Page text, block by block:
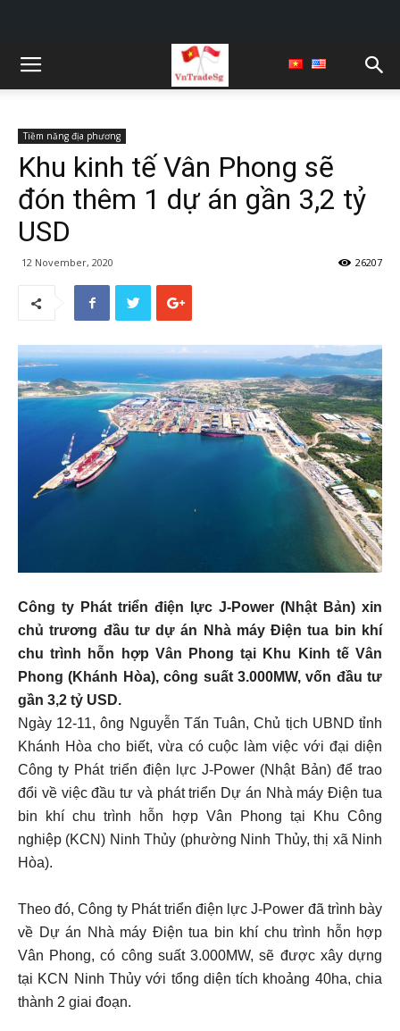
Tiềm năng địa phương
Khu kinh tế Vân Phong sẽ
đón thêm 1 dự án gần 3,2 tỷ
USD
12 November, 2020 26207
Công ty Phát triển điện lực J-Power (Nhật Bản) xin
chủ trương đầu tư dự án Nhà máy Điện tua bin khí
chu trình hỗn hợp Vân Phong tại Khu Kinh tế Vân
Phong (Khánh Hòa), công suất 3.000MW, vốn đầu tư
gần 3,2 tỷ USD.
Ngày 12-11, ông Nguyễn Tấn Tuân, Chủ tịch UBND tỉnh
Khánh Hòa cho biết, vừa có cuộc làm việc với đại diện
Công ty Phát triển điện lực J-Power (Nhật Bản) để trao
đổi về việc đầu tư và phát triển Dự án Nhà máy Điện tua
bin khí chu trình hỗn hợp Vân Phong tại Khu Công
nghiệp (KCN) Ninh Thủy (phường Ninh Thủy, thị xã Ninh
Hòa).
Theo đó, Công ty Phát triển điện lực J-Power đã trình bày
về Dự án Nhà máy Điện tua bin khí chu trình hỗn hợp
Vân Phong, có công suất 3.000MW, sẽ được xây dựng
tại KCN Ninh Thủy với tổng diện tích khoảng 40ha, chia
thành 2 giai đoạn.